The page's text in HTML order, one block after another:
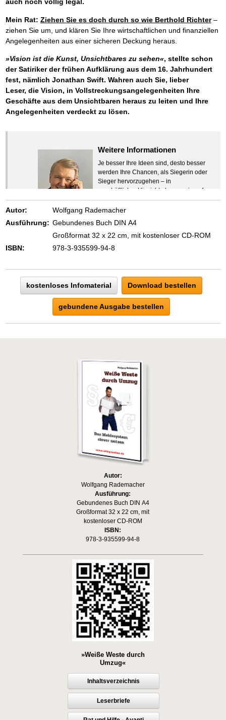
Mein Rat: Ziehen Sie es doch durch so wie Berthold Richter–
ziehen Sie um, und klären Sie Ihre wirtschaftlichen und finanziellen
Angelegenheiten aus einer sicheren Deckung heraus.
»Vision ist die Kunst, Unsichtbares zu sehen«, stellte schon
der Satiriker der frühen Aufklärung aus dem 16. Jahrhundert
fest, nämlich Jonathan Swift. Wahren auch Sie, lieber
Leser, die Vision, in Vollstreckungsangelegenheiten Ihre
Geschäfte aus dem Unsichtbaren heraus zu leiten und Ihre
Angelegenheiten verdeckt zu lösen.
Weitere Informationen
Je besser Ihre Ideen sind, desto besser
werden Ihre Chancen, als Siegerin oder
Sieger hervorzugehen – in
geschäftlicher Hinsicht ebenso wie auf
beruflichem oder privatem Gebiet. Denn
eins ist todsicher:
Zeigen Sie mit der Maus hierhin, um
Autor:
Wolfgang Rademacher
Ausführung: Gebundenes Buch DIN A4
Großformat 32 x 22 cm, mit kostenloser CD-ROM
ISBN:
978-3-935599-94-8
kostenloses Infomaterial Download bestellen
gebundene Ausgabe bestellen
Autor:
Wolfgang Rademacher
Ausführung:
Gebundenes Buch DIN A4
Großformat 32 x 22 cm, mit
kostenloser CD-ROM
ISBN:
978-3-935599-94-8
»Weiße Weste durch
Umzug«
Inhaltsverzeichnis
Leserbriefe